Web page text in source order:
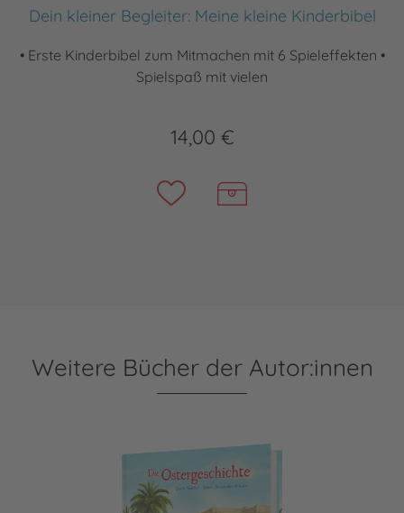
Dein kleiner Begleiter: Meine kleine Kinderbibel
• Erste Kinderbibel zum Mitmachen mit 6 Spieleffekten •
Spielspaß mit vielen
14,00 €
Weitere Bücher der Autor:innen